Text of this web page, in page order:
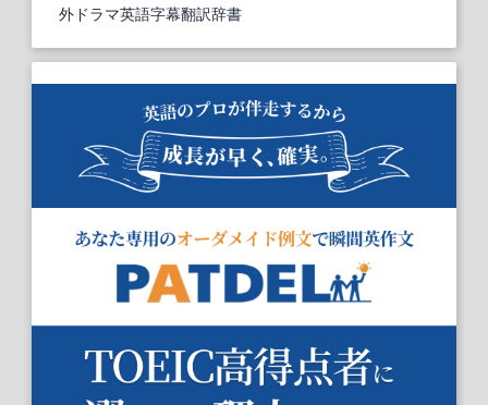
外ドラマ英語字幕翻訳辞書